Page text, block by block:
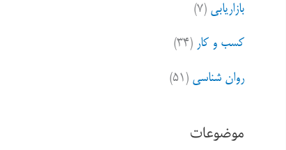
بازاریابی (۷)
کسب و کار (۳۴)
روان شناسی (۵۱)
موضوعات